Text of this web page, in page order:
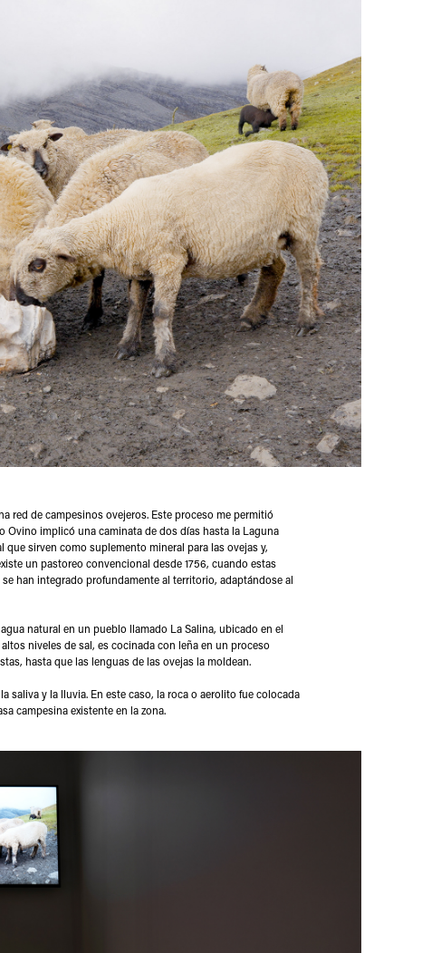
red de campesinos ovejeros. Este proceso me permitió
Ovino implicó una caminata de dos días hasta la Laguna
sirven como suplemento mineral para las ovejas y,
un pastoreo convencional desde 1756, cuando estas
han integrado profundamente al territorio, adaptándose al
natural en un pueblo llamado La Salina, ubicado en el
niveles de sal, es cocinada con leña en un proceso
hasta que las lenguas de las ovejas la moldean.
saliva y la lluvia. En este caso, la roca o aerolito fue colocada
campesina existente en la zona.